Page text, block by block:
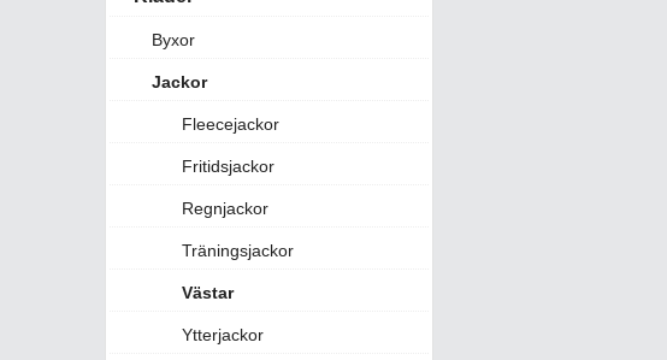
Byxor
Jackor
Fleecejackor
Fritidsjackor
Regnjackor
Träningsjackor
Västar
Ytterjackor